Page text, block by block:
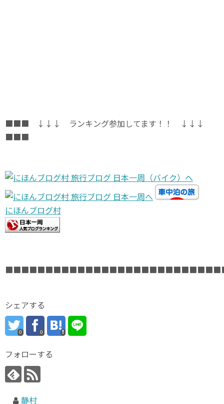
■■■ ↓↓↓ ランキング参加してます！！ ↓↓↓
■■■
にほんブログ村
シェアする
0 0
フォローする
静村